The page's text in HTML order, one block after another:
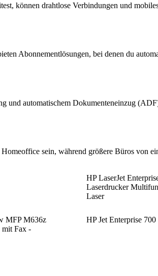
können drahtlose Verbindungen und
Abonnementlösungen, bei denen du
automatischem Dokumenteneinzug
sein, während größere Büros von
HP LaserJet
Laserdrucker
Laser
MFP M636z
Fax -
HP Jet Enterprise